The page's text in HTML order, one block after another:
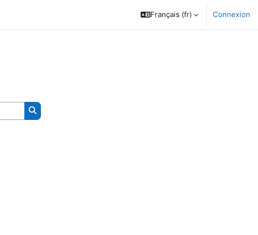
Français ‎(fr)‎ Connexion
Rechercher des cours